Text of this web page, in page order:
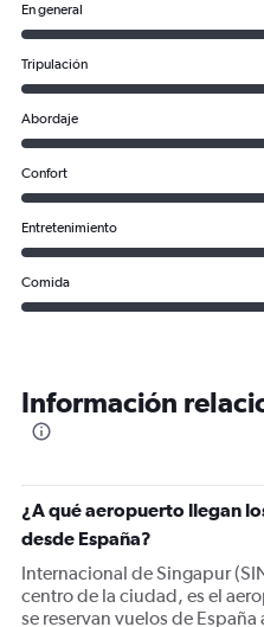
En general
Tripulación
Abordaje
Confort
Entretenimiento
Comida
Información
¿A qué aeropuerto llegan
desde España?
Internacional de Singapur
centro de la ciudad, es el
se reservan vuelos de España